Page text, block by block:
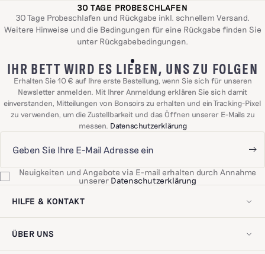
30 TAGE PROBESCHLAFEN
30 Tage Probeschlafen und Rückgabe inkl. schnellem Versand.
Weitere Hinweise und die Bedingungen für eine Rückgabe finden Sie
unter Rückgabebedingungen.
IHR BETT WIRD ES LIEBEN, UNS ZU FOLGEN
Erhalten Sie 10 € auf Ihre erste Bestellung, wenn Sie sich für unseren
Newsletter anmelden. Mit Ihrer Anmeldung erklären Sie sich damit
einverstanden, Mitteilungen von Bonsoirs zu erhalten und ein Tracking-Pixel
zu verwenden, um die Zustellbarkeit und das Öffnen unserer E-Mails zu
messen. Datenschutzerklärung
Neuigkeiten und Angebote via E-mail erhalten durch Annahme
unserer Datenschutzerklärung
HILFE & KONTAKT
Kontaktieren Sie uns
Lieferung & Rücksendungen
Häufig gestellte Fragen
ÜBER UNS